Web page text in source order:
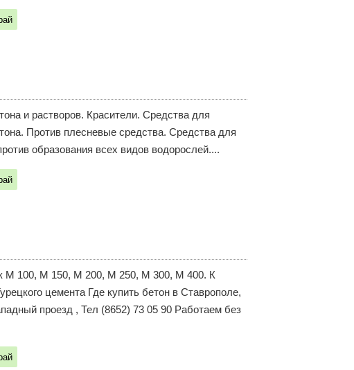
и растворов. Красители. Средства для
Против плесневые средства. Средства для
образования всех видов водорослей....
М 100, М 150, М 200, М 250, М 300, М 400. К
цемента Где купить бетон в Ставрополе,
проезд , Тел (8652) 73 05 90 Работаем без